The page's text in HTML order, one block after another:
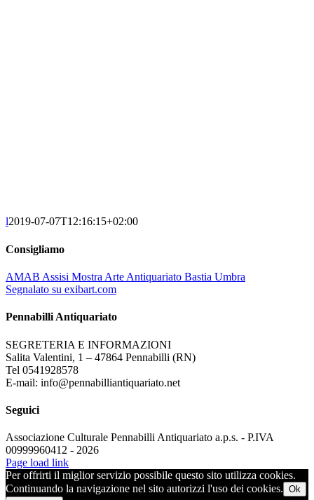
l2019-07-07T12:16:15+02:00
Consigliamo
AMAB Assisi Mostra Arte Antiquariato Bastia Umbra
Segnalato su exibart.com
Pennabilli Antiquariato
SEGRETERIA E INFORMAZIONI
Salita Valentini, 1 – 47864 Pennabilli (RN)
Tel 0541928578
E-mail: info@pennabilliantiquariato.net
Seguici
Associazione Culturale Pennabilli Antiquariato a.p.s. - P.IVA
00999960412 - 2026
Page load link
Per offrirti il miglior servizio possibile questo sito utilizza cookies.
Continuando la navigazione nel sito autorizzi l'uso dei cookies. Ok